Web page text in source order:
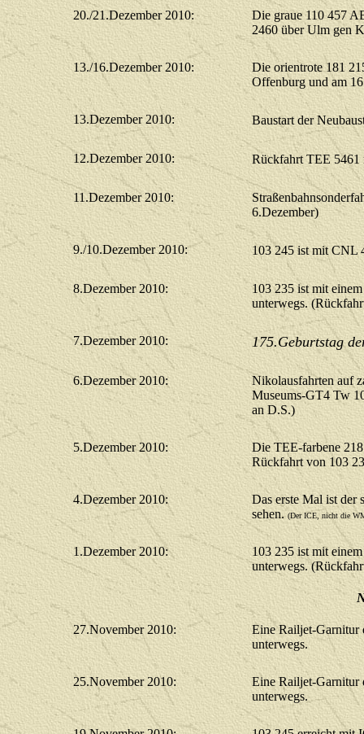
20./21.Dezember 2010:
Die graue 110 457
2460 über Ulm gen
13./16.Dezember 2010:
Die orientrote 181
Offenburg und am
13.Dezember 2010: Baustart der
12.Dezember 2010: Rückfahrt TEE 5461
11.Dezember 2010:
6.Dezember)
9./10.Dezember 2010: 103 245 ist mit CNL
8.Dezember 2010:
103 235 ist mit
unterwegs.
7.Dezember 2010: 175.Geburtstag
6.Dezember 2010:
Nikolausfahrten auf
Museums-GT4 Tw
an D.S.)
5.Dezember 2010:
Die TEE-farbene
Rückfahrt von 103
4.Dezember 2010:
Das erste Mal ist
sehen.(Der ICE, nicht die
1.Dezember 2010:
103 235 ist mit
unterwegs.
27.November 2010:
Eine Railjet-Garnitur
unterwegs.
25.November 2010:
Eine Railjet-Garnitur
unterwegs.